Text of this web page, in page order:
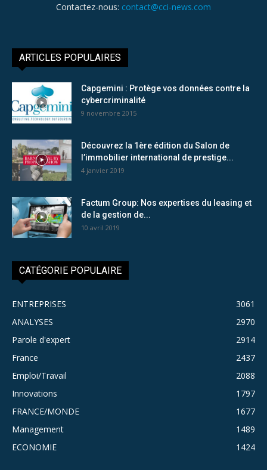
Contactez-nous: contact@cci-news.com
ARTICLES POPULAIRES
Capgemini : Protège vos données contre la
cybercriminalité
9 novembre 2015
Découvrez la 1ère édition du Salon de
l’immobilier international de prestige...
4 janvier 2019
Factum Group: Nos expertises du leasing et
de la gestion de...
10 avril 2019
CATÉGORIE POPULAIRE
ENTREPRISES
3061
ANALYSES
2970
Parole d'expert
2914
France
2437
Emploi/Travail
2088
Innovations
1797
FRANCE/MONDE
1677
Management
1489
ECONOMIE
1424